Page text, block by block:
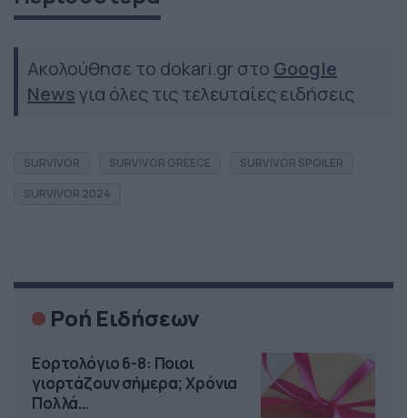
Ακολούθησε το dokari.gr στο Google
Newsγια όλες τις τελευταίες ειδήσεις
SURVIVOR SURVIVOR GREECE
SURVIVOR SPOILER
SURVIVOR 2024
Ροή Ειδήσεων
Εορτολόγιο 6-8: Ποιοι
γιορτάζουν σήμερα; Χρόνια
Πολλά…